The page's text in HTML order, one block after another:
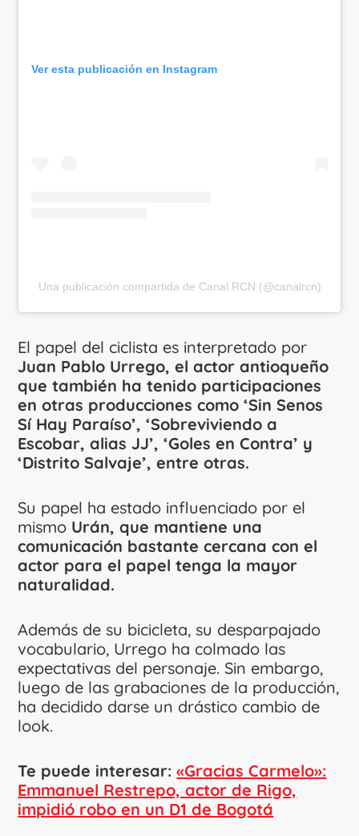
Ver esta publicación en Instagram
Una publicación compartida de Canal RCN (@canalrcn)
El papel del ciclista es interpretado por
Juan Pablo Urrego, el actor antioqueño
que también ha tenido participaciones
en otras producciones como ‘Sin Senos
Sí Hay Paraíso’, ‘Sobreviviendo a
Escobar, alias JJ’, ‘Goles en Contra’ y
‘Distrito Salvaje’, entre otras.
Su papel ha estado influenciado por el
mismo Urán, que mantiene una
comunicación bastante cercana con el
actor para el papel tenga la mayor
naturalidad.
Además de su bicicleta, su desparpajado
vocabulario, Urrego ha colmado las
expectativas del personaje. Sin embargo,
luego de las grabaciones de la producción,
ha decidido darse un drástico cambio de
look.
Te puede interesar:«Gracias Carmelo»:
Emmanuel Restrepo, actor de Rigo,
impidió robo en un D1 de Bogotá